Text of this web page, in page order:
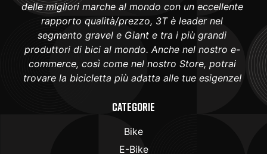
delle migliori marche al mondo con un eccellente
rapporto qualità/prezzo, 3T è leader nel
segmento gravel e Giant e tra i più grandi
produttori di bici al mondo. Anche nel nostro e-
commerce, così come nel nostro Store, potrai
trovare la bicicletta più adatta alle tue esigenze!
Categorie
Bike
E-Bike